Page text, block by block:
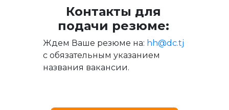
Контакты для
подачи резюме:
Ждем Ваше резюме на: hh@dc.tj
с обязательным указанием
названия вакансии.